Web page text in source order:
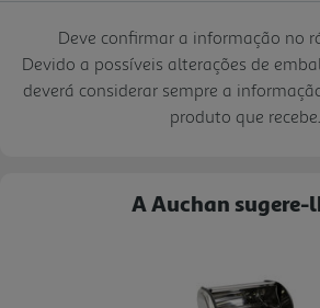
Deve confirmar a informação no
Devido a possíveis alterações de
deverá considerar sempre a
produto que recebe.
A Auchan sugere-